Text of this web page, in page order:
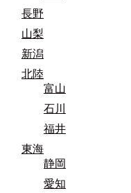
長野
山梨
新潟
北陸
富山
石川
福井
東海
静岡
愛知